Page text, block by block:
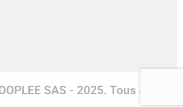
SAS - 2025. Tous droits